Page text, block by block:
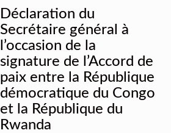
Déclaration du
Secrétaire général à
l’occasion de la
signature de l’Accord de
paix entre la République
démocratique du Congo
et la République du
Rwanda